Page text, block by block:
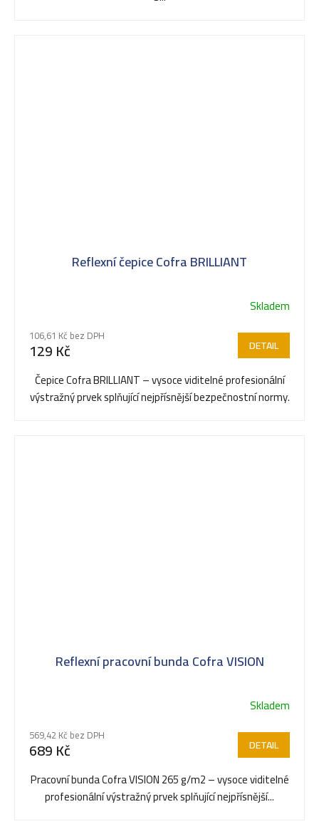
Reflexní čepice Cofra BRILLIANT
Skladem
106,61 Kč bez DPH
129 Kč DETAIL
Čepice Cofra BRILLIANT – vysoce viditelné profesionální
výstražný prvek splňující nejpřísnější bezpečnostní normy.
Reflexní pracovní bunda Cofra VISION
Skladem
569,42 Kč bez DPH
689 Kč DETAIL
Pracovní bunda Cofra VISION 265 g/m2 – vysoce viditelné
profesionální výstražný prvek splňující nejpřísnější...